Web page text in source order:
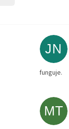
JN
funguje.
MT